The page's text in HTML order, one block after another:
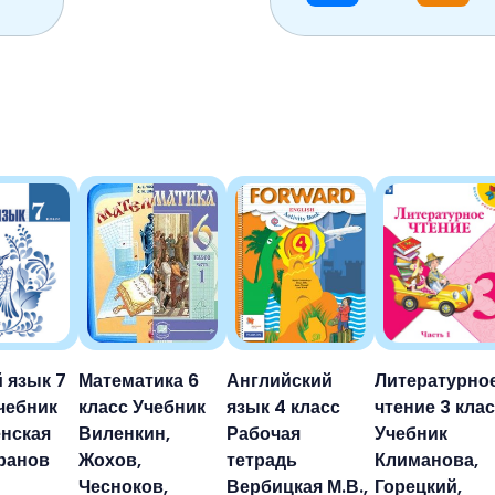
язык 7 Математика 6
класс Учебник
Виленкин,
Жохов,
Чесноков,
Английский
язык 4 класс
Рабочая
тетрадь
Вербицкая М.В.,
чтение 3
Учебник
Климанова,
Горецкий,